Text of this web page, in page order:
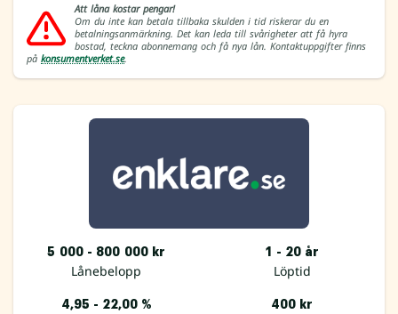
Att låna kostar pengar!
Om du inte kan betala tillbaka skulden i tid riskerar du en
betalningsanmärkning. Det kan leda till svårigheter att få hyra
bostad, teckna abonnemang och få nya lån. Kontaktuppgifter finns
på konsumentverket.se.
5 000 - 800 000 kr
Lånebelopp
1 - 20 år
Löptid
4,95 - 22,00 % 400 kr